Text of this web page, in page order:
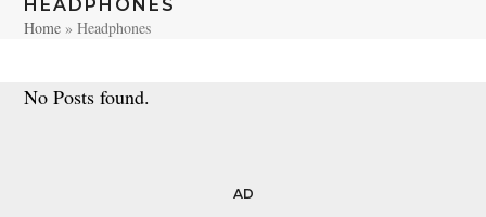
HEADPHONES
Home »Headphones
No Posts found.
AD